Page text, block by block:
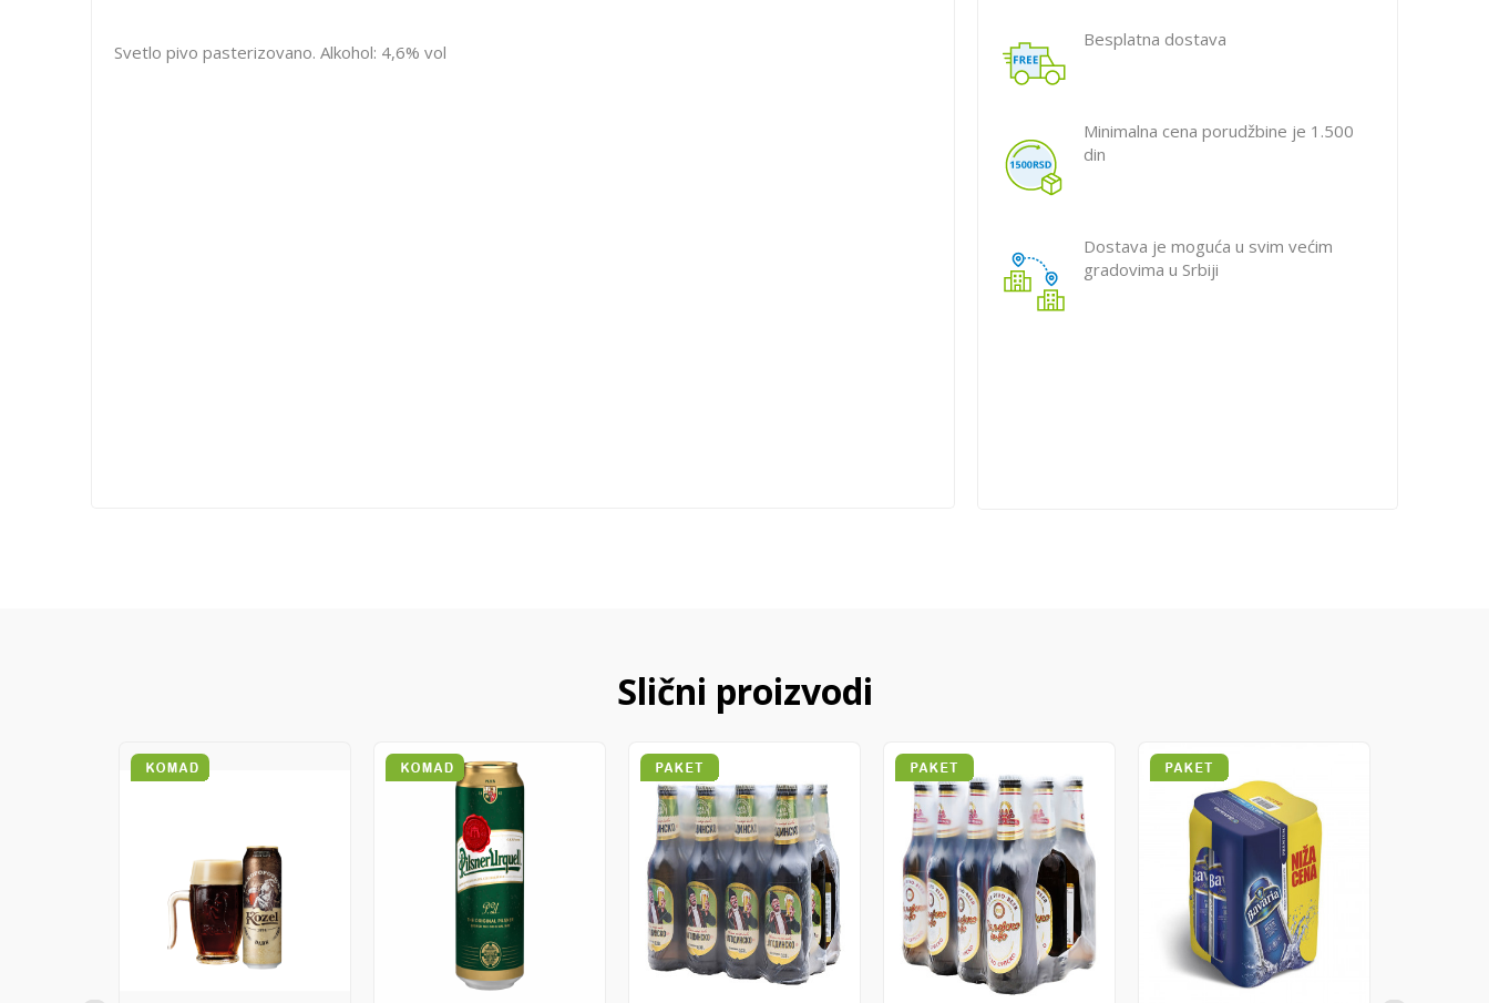
Svetlo pivo pasterizovano. Alkohol: 4,6% vol
Besplatna dostava
Minimalna cena porudžbine je 1.500
din
Dostava je moguća u svim većim
gradovima u Srbiji
Slični proizvodi